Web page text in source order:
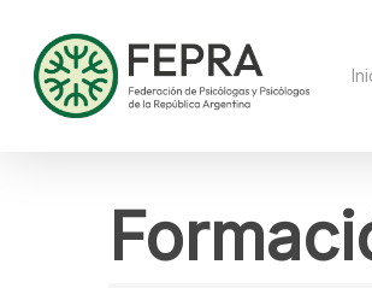
main
content